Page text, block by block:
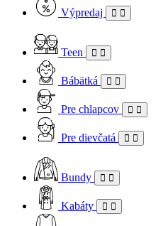
Výpredaj
Teen
Bábätká
Pre chlapcov
Pre dievčatá
Bundy
Kabáty